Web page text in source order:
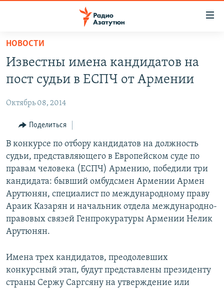
Перейти
основному
содержанию
навигации
Перейти
поиску
ПОЛИТИКА
ОБЩЕСТВО
ЭКОНОМИКА
РЕГИОН
НАГОРНЫЙ КАРАБАХ
КУЛЬТУРА
СПОРТ
АРХИВ
English
Русский
НОВОСТИ
Известны имена кандидатов на
пост судьи в ЕСПЧ от Армении
Октябрь 08, 2014
Поделиться
В конкурсе по отбору кандидатов на должность
судьи, представляющего в Европейском суде по
правам человека (ЕСПЧ) Армению, победили три
кандидата: бывший омбудсмен Армении Армен
Арутюнян, специалист по международному праву
Араик Казарян и начальник отдела международно-
правовых связей Генпрокуратуры Армении Нелик
Арутюнян.
Имена трех кандидатов, преодолевших
конкурсный этап, будут представлены президенту
страны Сержу Саргсяну на утверждение или